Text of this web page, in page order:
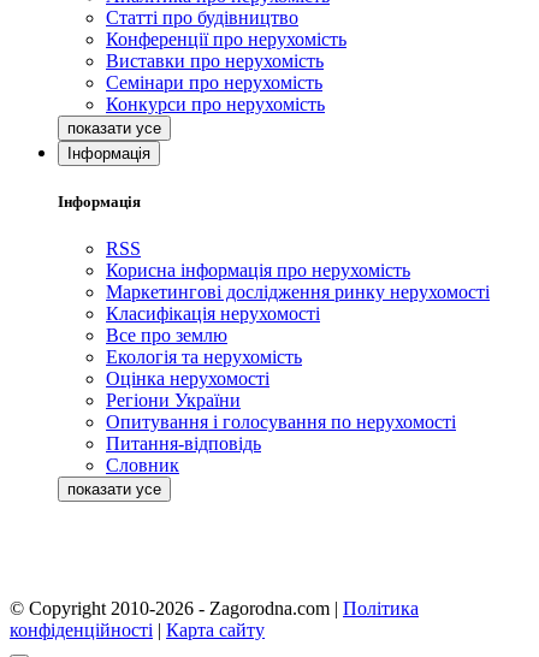
Статті про будівництво
Конференції про нерухомість
Виставки про нерухомість
Семінари про нерухомість
Конкурси про нерухомість
Інформація
Інформація
RSS
Корисна інформація про нерухомість
Маркетингові дослідження ринку нерухомості
Класифікація нерухомості
Все про землю
Екологія та нерухомість
Оцінка нерухомості
Регіони України
Опитування і голосування по нерухомості
Питання-відповідь
Словник
© Copyright 2010-2026 - Zagorodna.com | Політика
конфіденційності | Карта сайту